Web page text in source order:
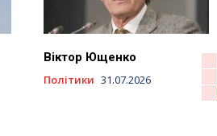
Віктор Ющенко
Політики 31.07.2026